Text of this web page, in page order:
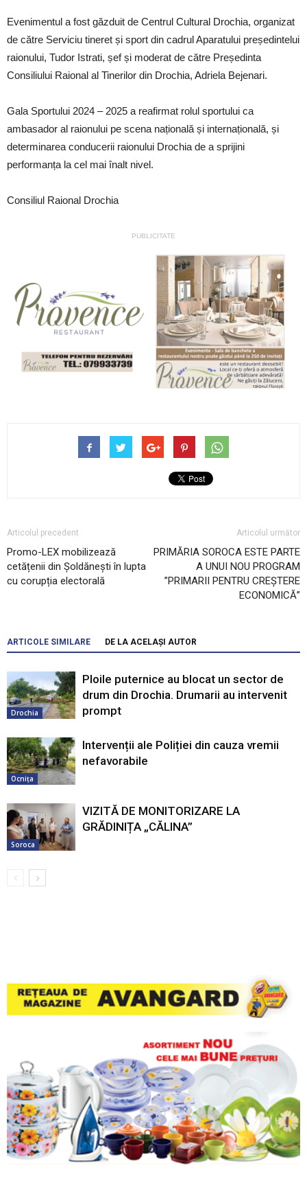
Evenimentul a fost găzduit de Centrul Cultural Drochia, organizat
de către Serviciu tineret și sport din cadrul Aparatului președintelui
raionului, Tudor Istrati, șef și moderat de către Președinta
Consiliului Raional al Tinerilor din Drochia, Adriela Bejenari.
Gala Sportului 2024 – 2025 a reafirmat rolul sportului ca
ambasador al raionului pe scena națională și internațională, și
determinarea conducerii raionului Drochia de a sprijini
performanța la cel mai înalt nivel.
Consiliul Raional Drochia
PUBLICITATE
Articolul precedent
Promo-LEX mobilizează
cetățenii din Șoldănești în lupta
cu corupția electorală
Articolul următor
PRIMĂRIA SOROCA ESTE PARTE
A UNUI NOU PROGRAM
”PRIMARII PENTRU CREȘTERE
ECONOMICĂ”
ARTICOLE SIMILARE DE LA ACELAȘI AUTOR
Drochia
Ploile puternice au blocat un sector de
drum din Drochia. Drumarii au intervenit
prompt
Ocnița
Intervenții ale Poliției din cauza vremii
nefavorabile
Soroca
VIZITĂ DE MONITORIZARE LA
GRĂDINIȚA „CĂLINA”